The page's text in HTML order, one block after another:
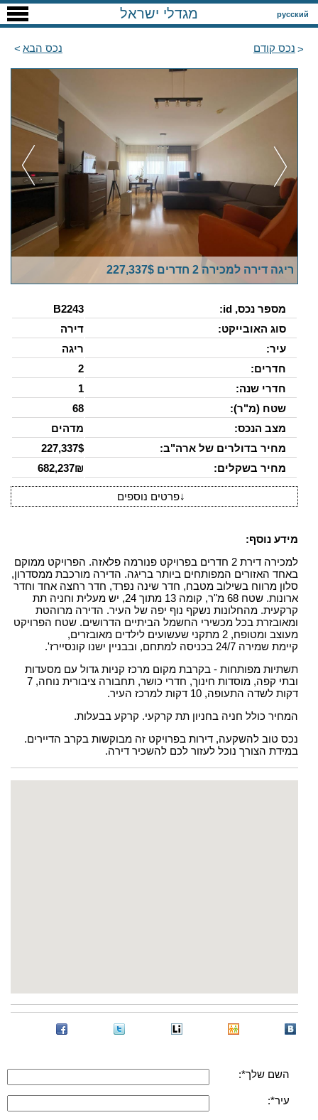
русский מגדלי ישראל
נכס קודם נכס הבא
ריגה דירה למכירה 2 חדרים 227,337$
מספר נכס, id:
B2243
סוג האובייקט:
דירה
עיר:
ריגה
חדרים:
2
חדרי שנה:
1
שטח (מ"ר):
68
מצב הנכס:
מדהים
מחיר בדולרים של ארה"ב:
227,337$
מחיר בשקלים:
682,237₪
↓פרטים נוספים
מידע נוסף:
למכירה דירת 2 חדרים בפרויקט פנורמה פלאזה. הפרויקט ממוקם
באחד האזורים המפותחים ביותר בריגה. הדירה מורכבת ממסדרון,
סלון מרווח בשילוב מטבח, חדר שינה נפרד, חדר רחצה אחד וחדר
ארונות. שטח 68 מ"ר, קומה 13 מתוך 24, יש מעלית וחניה תת
קרקעית. מהחלונות נשקף נוף יפה של העיר. הדירה מרוהטת
ומאובזרת בכל מכשירי החשמל הביתיים הדרושים. שטח הפרויקט
מעוצב ומטופח, 2 מתקני שעשועים לילדים מאובזרים,
קיימת שמירה 24/7 בכניסה למתחם, ובבניין ישנו קונסיירז'.
תשתיות מפותחות - בקרבת מקום מרכז קניות גדול עם מסעדות
ובתי קפה, מוסדות חינוך, חדרי כושר, תחבורה ציבורית נוחה, 7
דקות לשדה התעופה, 10 דקות למרכז העיר.
המחיר כולל חניה בחניון תת קרקעי. קרקע בבעלות.
נכס טוב להשקעה, דירות בפרויקט זה מבוקשות בקרב הדיירים.
במידת הצורך נוכל לעזור לכם להשכיר דירה.
השם שלך*:
עיר*: